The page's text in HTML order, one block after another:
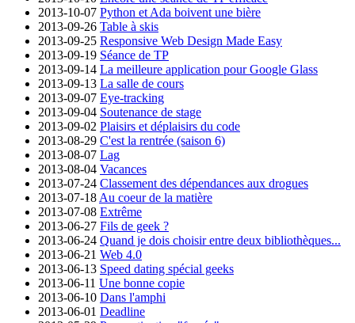
2013-10-07 Python et Ada boivent une bière
2013-09-26 Table à skis
2013-09-25 Responsive Web Design Made Easy
2013-09-19 Séance de TP
2013-09-14 La meilleure application pour Google Glass
2013-09-13 La salle de cours
2013-09-07 Eye-tracking
2013-09-04 Soutenance de stage
2013-09-02 Plaisirs et déplaisirs du code
2013-08-29 C'est la rentrée (saison 6)
2013-08-07 Lag
2013-08-04 Vacances
2013-07-24 Classement des dépendances aux drogues
2013-07-18 Au coeur de la matière
2013-07-08 Extrême
2013-06-27 Fils de geek ?
2013-06-24 Quand je dois choisir entre deux bibliothèques...
2013-06-21 Web 4.0
2013-06-13 Speed dating spécial geeks
2013-06-11 Une bonne copie
2013-06-10 Dans l'amphi
2013-06-01 Deadline